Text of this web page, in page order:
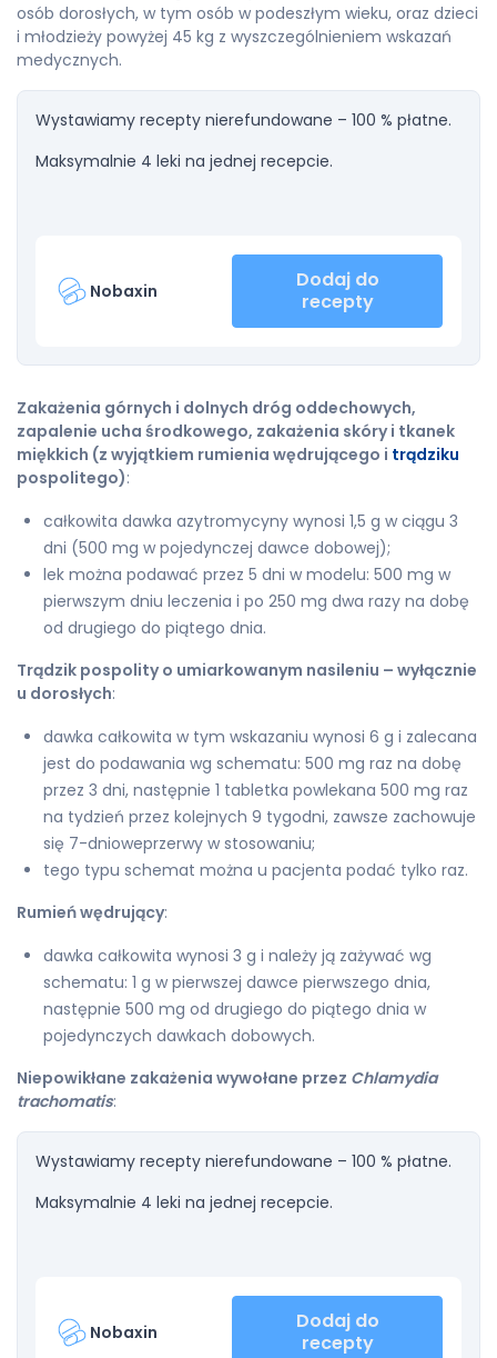
osób dorosłych, w tym osób w podeszłym wieku, oraz dzieci
i młodzieży powyżej 45 kg z wyszczególnieniem wskazań
medycznych.
Wystawiamy recepty nierefundowane – 100 % płatne.
Maksymalnie 4 leki na jednej recepcie.
Nobaxin
Dodaj do
recepty
Zakażenia górnych i dolnych dróg oddechowych,
zapalenie ucha środkowego, zakażenia skóry i tkanek
miękkich (z wyjątkiem rumienia wędrującego i trądziku
pospolitego):
całkowita dawka azytromycyny wynosi 1,5 g w ciągu 3
dni (500 mg w pojedynczej dawce dobowej);
lek można podawać przez 5 dni w modelu: 500 mg w
pierwszym dniu leczenia i po 250 mg dwa razy na dobę
od drugiego do piątego dnia.
Trądzik pospolity o umiarkowanym nasileniu – wyłącznie
u dorosłych:
dawka całkowita w tym wskazaniu wynosi 6 g i zalecana
jest do podawania wg schematu: 500 mg raz na dobę
przez 3 dni, następnie 1 tabletka powlekana 500 mg raz
na tydzień przez kolejnych 9 tygodni, zawsze zachowuje
się 7-dnioweprzerwy w stosowaniu;
tego typu schemat można u pacjenta podać tylko raz.
Rumień wędrujący:
dawka całkowita wynosi 3 g i należy ją zażywać wg
schematu: 1 g w pierwszej dawce pierwszego dnia,
następnie 500 mg od drugiego do piątego dnia w
pojedynczych dawkach dobowych.
Niepowikłane zakażenia wywołane przez Chlamydia
trachomatis:
Wystawiamy recepty nierefundowane – 100 % płatne.
Maksymalnie 4 leki na jednej recepcie.
Nobaxin
Dodaj do
recepty